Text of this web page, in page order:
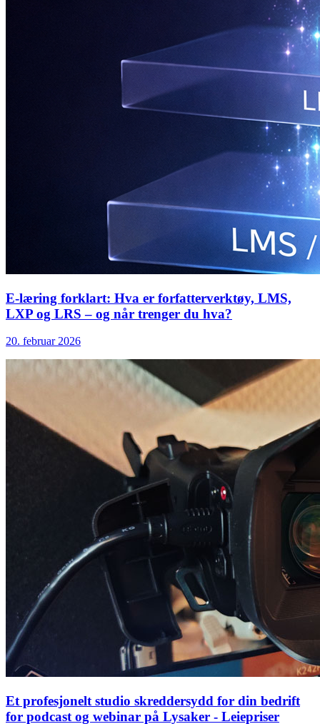
E-læring forklart: Hva er forfatterverktøy, LMS,
LXP og LRS – og når trenger du hva?
20. februar 2026
Et profesjonelt studio skreddersydd for din bedrift
for podcast og webinar på Lysaker - Leiepriser